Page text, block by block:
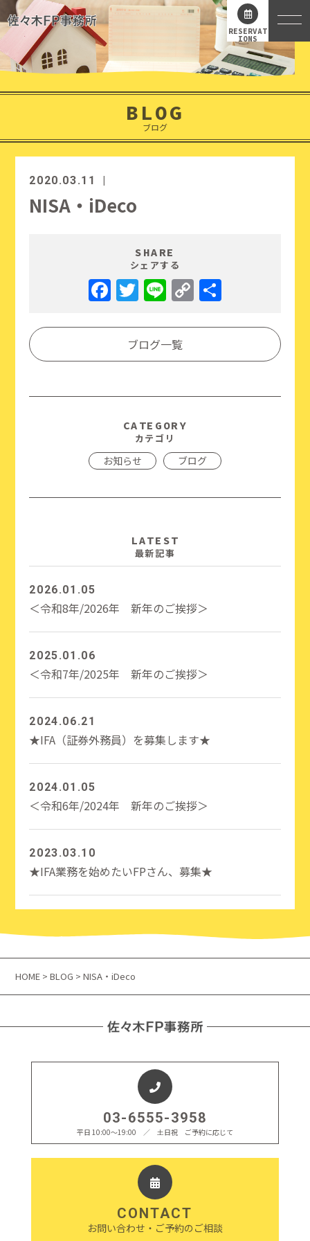
RESERVAT
IONS
BLOG
ブログ
2020.03.11
NISA・iDeco
SHARE
シェアする
Facebook
Twitter
LineCopy
Link
ブログ一覧
CATEGORY
カテゴリ
お知らせ ブログ
LATEST
最新記事
2026.01.05
＜令和8年/2026年 新年のご挨拶＞
2025.01.06
＜令和7年/2025年 新年のご挨拶＞
2024.06.21
★IFA（証券外務員）を募集します★
2024.01.05
＜令和6年/2024年 新年のご挨拶＞
2023.03.10
★IFA業務を始めたいFPさん、募集★
HOME >BLOG > NISA・iDeco
03-6555-3958
平日 10:00〜19:00 ／ 土日祝 ご予約に応じて
CONTACT
お問い合わせ・ご予約のご相談